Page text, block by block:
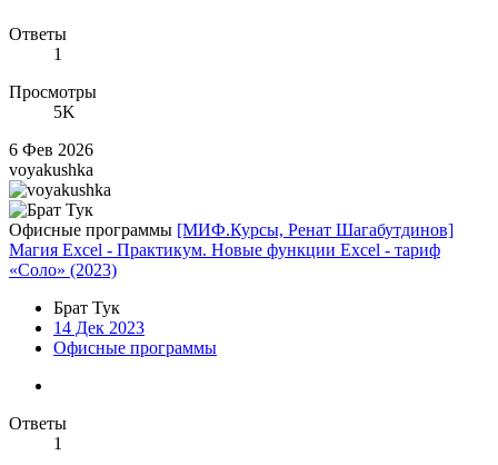
Ответы
1
Просмотры
5K
6 Фев 2026
voyakushka
Офисные программы [МИФ.Курсы, Ренат Шагабутдинов]
Магия Excel - Практикум. Новые функции Excel - тариф
«Соло» (2023)
Брат Тук
14 Дек 2023
Офисные программы
Ответы
1